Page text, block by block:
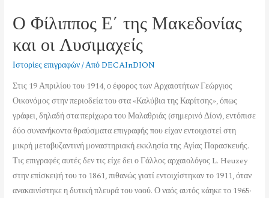
Ο Φίλιππος Ε΄ της Μακεδονίας
και οι Λυσιμαχείς
Ιστορίες επιγραφών/ Από DECAInDION
Στις 19 Απριλίου του 1914, ο έφορος των Αρχαιοτήτων Γεώργιος
Οικονόμος στην περιοδεία του στα «Καλύβια της Καρίτσης», όπως
γράφει, δηλαδή στα περίχωρα του Μαλαθριάς (σημερινό Δίον), εντόπισε
δύο συνανήκοντα θραύσματα επιγραφής που είχαν εντοιχιστεί στη
μικρή μεταβυζαντινή μοναστηριακή εκκλησία της Αγίας Παρασκευής.
Τις επιγραφές αυτές δεν τις είχε δει ο Γάλλος αρχαιολόγος L. Heuzey
στην επίσκεψή του το 1861, πιθανώς γιατί εντοιχίστηκαν το 1911, όταν
ανακαινίστηκε η δυτική πλευρά του ναού. Ο ναός αυτός κάηκε το 1965·